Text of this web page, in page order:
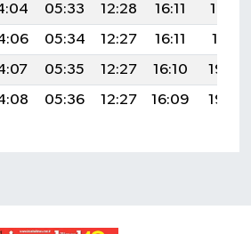
05:33 12:28 16:11
19:12
05:34 12:27 16:11
19:11
05:35 12:27 16:10
19:09
05:36 12:27 16:09 19:08